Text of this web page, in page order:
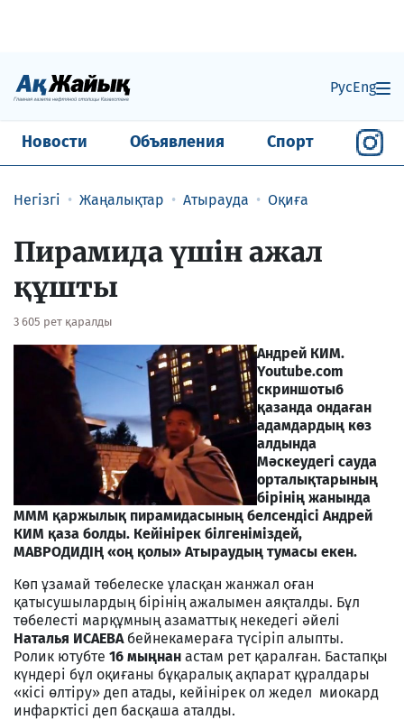
РусEng
Новости Объявления Спорт
Негізгі Жаңалықтар Атырауда Оқиға
Пирамида үшін ажал
құшты
3 605 рет қаралды
Андрей КИМ.
Youtube.com
скриншоты6
қазанда ондаған
адамдардың көз
алдында
Мәскеудегі сауда
орталықтарының
бірінің жанында
МММ қаржылық пирамидасының белсендісі Андрей
КИМ қаза болды. Кейінірек білгеніміздей,
МАВРОДИДІҢ «оң қолы» Атыраудың тумасы екен.
Көп ұзамай төбелеске ұласқан жанжал оған
қатысушылардың бірінің ажалымен аяқталды. Бұл
төбелесті марқұмның азаматтық некедегі әйелі
Наталья ИСАЕВАбейнекамераға түсіріп алыпты.
Ролик ютубте 16 мыңнан астам рет қаралған. Бастапқы
күндері бұл оқиғаны бұқаралық ақпарат құралдары
«кісі өлтіру» деп атады, кейінірек ол жедел миокард
инфарктісі деп басқаша аталды.